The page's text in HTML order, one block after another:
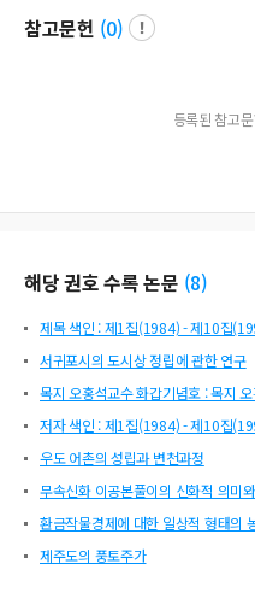
참고문헌 (0)
등록된 참고
해당 권호 수록 논문 (8)
제목 색인 : 제1집(1984) - 제10집
서귀포시의 도시상 정립에 관한 연구
목지 오홍석교수 화갑기념호 : 목지
저자 색인 : 제1집(1984) - 제10집
우도 어촌의 성립과 변천과정
무속신화 이공본풀이의 신화적 의미
환금작물경제에 대한 일상적 형태의
제주도의 풍토주가